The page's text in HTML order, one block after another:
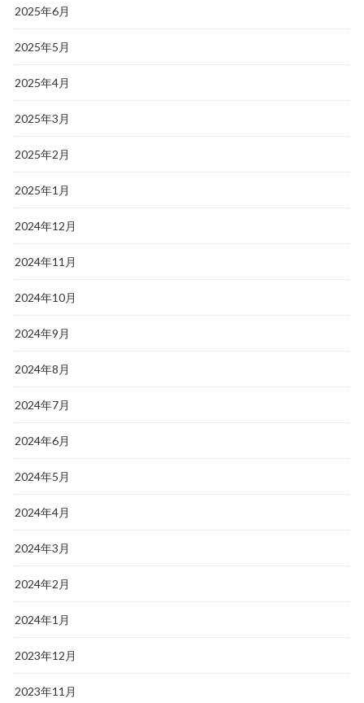
2025年6月
2025年5月
2025年4月
2025年3月
2025年2月
2025年1月
2024年12月
2024年11月
2024年10月
2024年9月
2024年8月
2024年7月
2024年6月
2024年5月
2024年4月
2024年3月
2024年2月
2024年1月
2023年12月
2023年11月